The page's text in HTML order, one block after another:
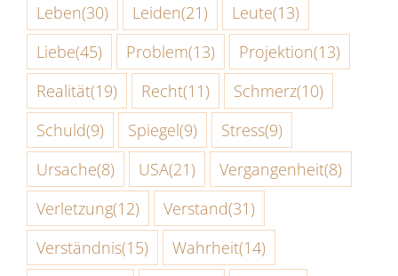
Leben(30) Leiden(21) Leute(13)
Liebe(45) Problem(13) Projektion(13)
Realität(19) Recht(11) Schmerz(10)
Schuld(9) Spiegel(9) Stress(9)
Ursache(8) USA(21) Vergangenheit(8)
Verletzung(12) Verstand(31)
Verständnis(15) Wahrheit(14)